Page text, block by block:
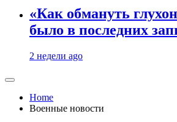
«Как обмануть
было в последних
2 недели ago
Home
Военные новости